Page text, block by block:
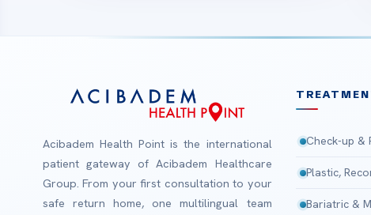
Acibadem Health Point is the international
patient gateway of Acibadem Healthcare
Group. From your first consultation to your
safe return home, one multilingual team
Check-up &
Plastic,
Bariatric &